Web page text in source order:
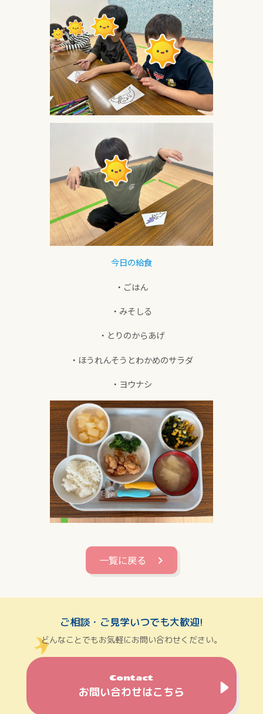
今日の給食
・ごはん
・みそしる
・とりのからあげ
・ほうれんそうとわかめのサラダ
・ヨウナシ
一覧に戻る
ご相談・ご見学いつでも大歓迎!
どんなことでもお気軽にお問い合わせください。
Contact
お問い合わせはこちら